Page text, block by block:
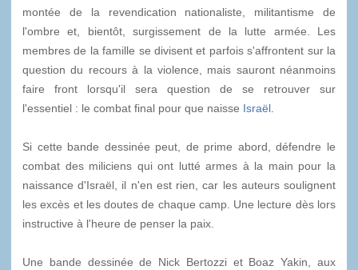
montée de la revendication nationaliste, militantisme de
l'ombre et, bientôt, surgissement de la lutte armée. Les
membres de la famille se divisent et parfois s'affrontent sur la
question du recours à la violence, mais sauront néanmoins
faire front lorsqu'il sera question de se retrouver sur
l'essentiel : le combat final pour que naisse Israël
Si cette bande dessinée peut, de prime abord, défendre le
combat des miliciens qui ont lutté armes à la main pour la
naissance d'Israël, il n'en est rien, car les auteurs soulignent
les excès et les doutes de chaque camp. Une lecture dès lors
instructive à l'heure de penser la paix.
Une bande dessinée de Nick Bertozzi et Boaz Yakin, aux